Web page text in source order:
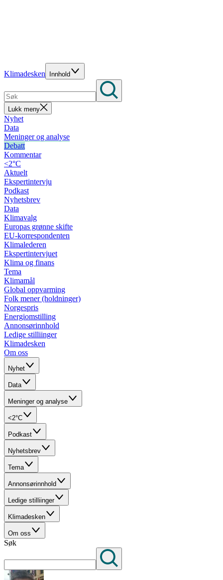
Klimadesken Innhold
Lukk meny
Nyhet
Data
Meninger og analyse
Debatt
Kommentar
<2°C
Aktuelt
Ekspertintervju
Podkast
Nyhetsbrev
Data
Klimavalg
Europas grønne skifte
EU-korrespondenten
Klimalederen
Ekspertintervjuet
Klima og finans
Tema
Klimamål
Global oppvarming
Folk mener (holdninger)
Norgespris
Energiomstilling
Annonsørinnhold
Ledige stilliinger
Klimadesken
Om oss
Nyhet
Data
Meninger og analyse
<2°C
Podkast
Nyhetsbrev
Tema
Annonsørinnhold
Ledige stilliinger
Klimadesken
Om oss
Søk